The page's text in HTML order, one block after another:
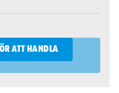
ATT HANDLA